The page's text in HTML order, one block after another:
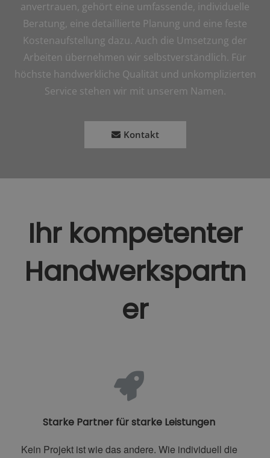
anvertrauen, gehört eine umfassende, individuelle
Beratung, eine detaillierte Planung und eine feste
Kostenaufstellung dazu. Auch die Umsetzung der
Arbeiten übernehmen wir selbstverständlich. Für
höchste handwerkliche Qualität und unkomplizierten
Service stehen wir mit unserem Namen.
Kontakt
Ihr kompetenter
Handwerkspartn
er
Starke Partner für starke Leistungen
Kein Projekt ist wie das andere. Wie individuell die